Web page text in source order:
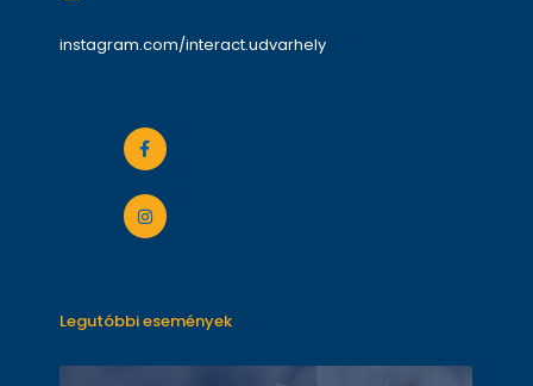
instagram.com/interact.udvarhely
Legutóbbi események